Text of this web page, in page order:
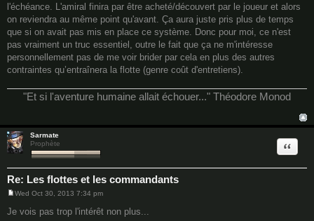
l'échéance. L'amiral finira par être acheté/découvert par le joueur et alors
on reviendra au même point qu'avant. Ça aura juste pris plus de temps
que si on avait pas mis en place ce système. Donc pour moi, ce n'est
pas vraiment un truc essentiel, outre le fait que ça ne m'intéresse
personnellement pas de me voir brider par cela en plus des autres
contraintes qu’entraînera la flotte (genre coût d'entretiens).
"Et si l'aventure humaine allait échouer..." Théodore Monod
Sarmate
Prophète
Re: Les flottes et les commandants
Quote
s
Wed Oct 30, 2013 7:34 pm
Je vois pas trop l'intérêt non plus...